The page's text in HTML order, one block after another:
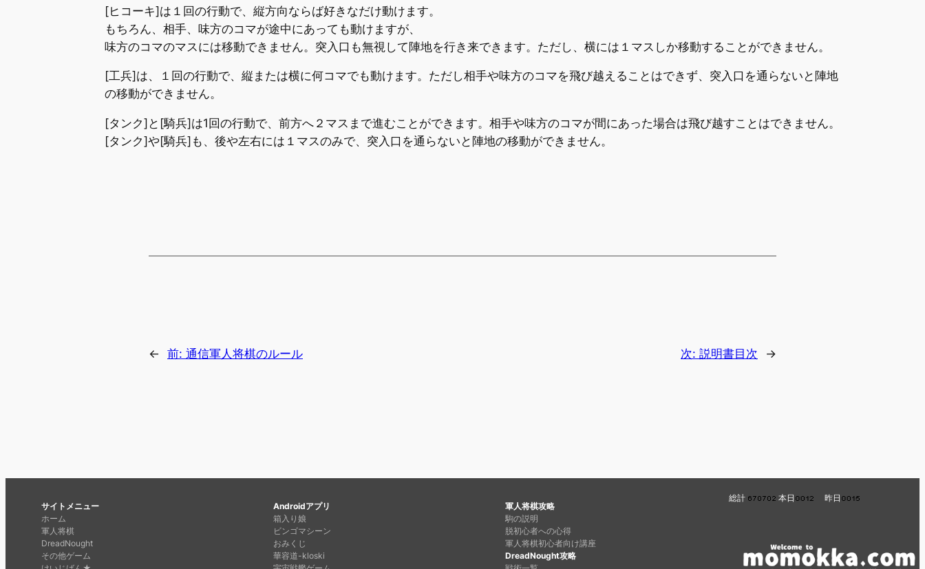
[ヒコーキ]は１回の行動で、縦方向ならば好きなだけ動けます。
もちろん、相手、味方のコマが途中にあっても動けますが、
味方のコマのマスには移動できません。突入口も無視して陣地を行き来できます。ただし、横には１マスしか移動することができません。
[工兵]は、１回の行動で、縦または横に何コマでも動けます。ただし相手や味方のコマを飛び越えることはできず、突入口を通らないと陣地
の移動ができません。
[タンク]と[騎兵]は1回の行動で、前方へ２マスまで進むことができます。相手や味方のコマが間にあった場合は飛び越すことはできません。
[タンク]や[騎兵]も、後や左右には１マスのみで、突入口を通らないと陣地の移動ができません。
← 前: 通信軍人将棋のルール 次: 説明書目次 →
サイトメニュー
ホーム
軍人将棋
DreadNought
その他ゲーム
Androidアプリ
箱入り娘
ビンゴマシーン
おみくじ
華容道-kloski
軍人将棋攻略
駒の説明
脱初心者への心得
軍人将棋初心者向け講座
DreadNought攻略
総計 本日 昨日